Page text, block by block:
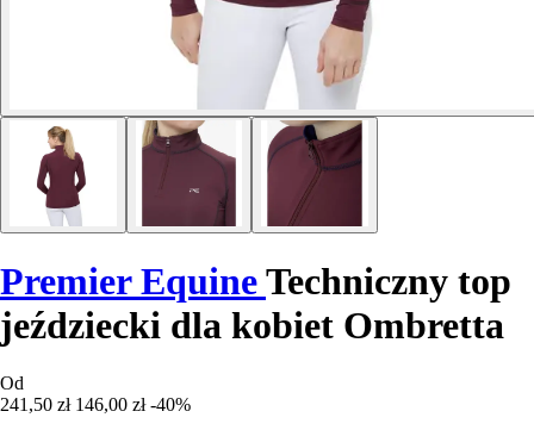
Premier EquineTechniczny top
jeździecki dla kobiet Ombretta
Od
241,50 zł 146,00 zł -40%